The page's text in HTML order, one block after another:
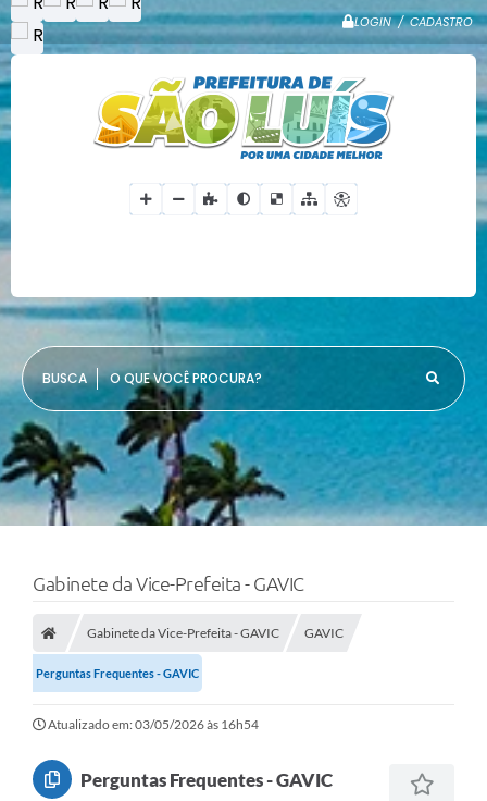
LOGIN / CADASTRO
O QUE VOCÊ PROCURA?
Gabinete da Vice-Prefeita - GAVIC
Gabinete da Vice-Prefeita - GAVIC GAVIC
Perguntas Frequentes - GAVIC
Atualizado em: 03/05/2026 às 16h54
Perguntas Frequentes - GAVIC